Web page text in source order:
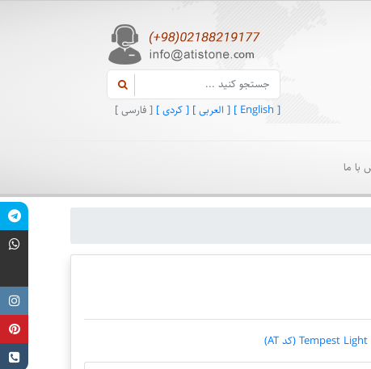
[ English ] [ العربی ][ کردی ][ فارسی ]
با ما